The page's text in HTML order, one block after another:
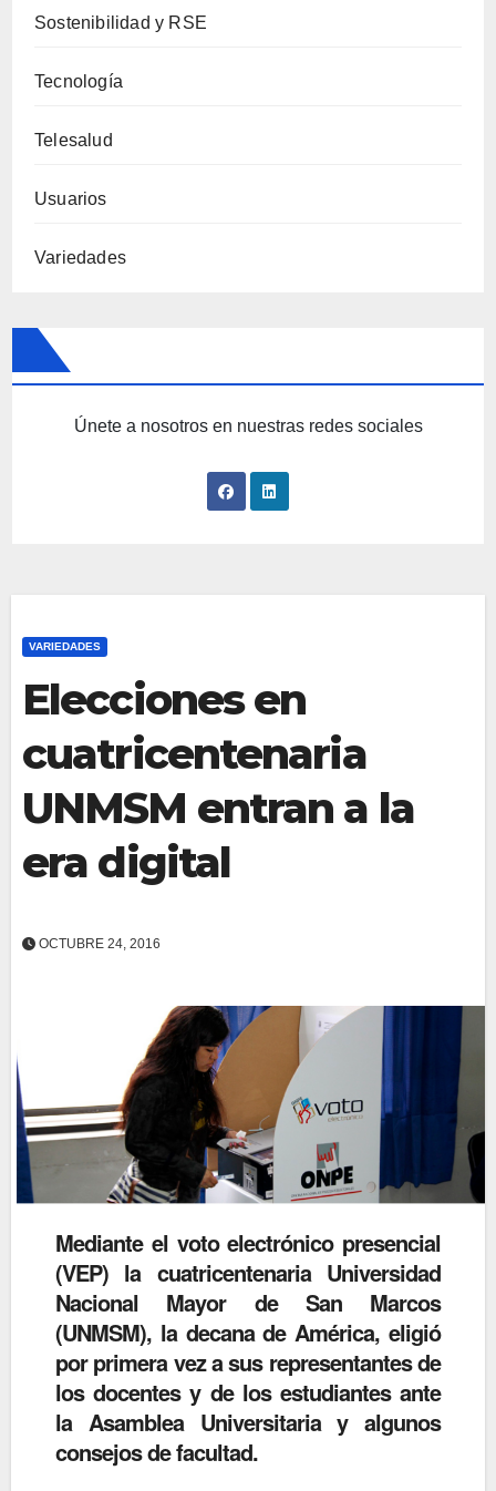
Sostenibilidad y RSE
Tecnología
Telesalud
Usuarios
Variedades
Únete a nosotros en nuestras redes sociales
VARIEDADES
Elecciones en
cuatricentenaria
UNMSM entran a la
era digital
OCTUBRE 24, 2016
Mediante el voto electrónico presencial
(VEP) la cuatricentenaria Universidad
Nacional Mayor de San Marcos
(UNMSM), la decana de América, eligió
por primera vez a sus representantes de
los docentes y de los estudiantes ante
la Asamblea Universitaria y algunos
consejos de facultad.